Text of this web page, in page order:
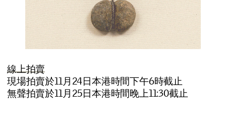
工作坊
線上拍賣
現場拍賣於11月24日本港時間下午6時截止
無聲拍賣於11月25日本港時間晚上11:30截止